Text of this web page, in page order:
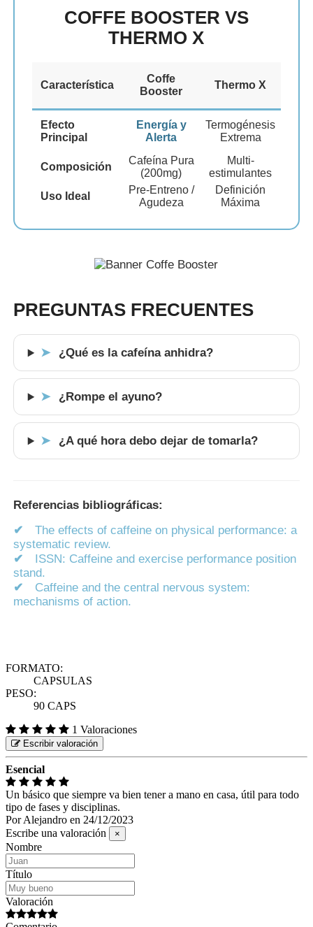
COFFE BOOSTER VS
THERMO X
Característica
Coffe
Booster
Thermo X
Efecto
Principal
Energía y
Alerta
Termogénesis
Extrema
Composición
Cafeína Pura
(200mg)
Multi-
estimulantes
Uso Ideal
Pre-Entreno /
Agudeza
Definición
Máxima
PREGUNTAS FRECUENTES
➤ ¿Qué es la cafeína anhidra?
➤ ¿Rompe el ayuno?
➤ ¿A qué hora debo dejar de tomarla?
Referencias bibliográficas:
✔
The effects of caffeine on physical performance: a
systematic review.
✔
ISSN: Caffeine and exercise performance position
stand.
✔
Caffeine and the central nervous system:
mechanisms of action.
FORMATO:
CAPSULAS
PESO:
90 CAPS
1 Valoraciones
Escribir valoración
Esencial
Un básico que siempre va bien tener a mano en casa, útil para todo
tipo de fases y disciplinas.
PorAlejandro en 24/12/2023
Escribe una valoración
×
Nombre
Título
Valoración